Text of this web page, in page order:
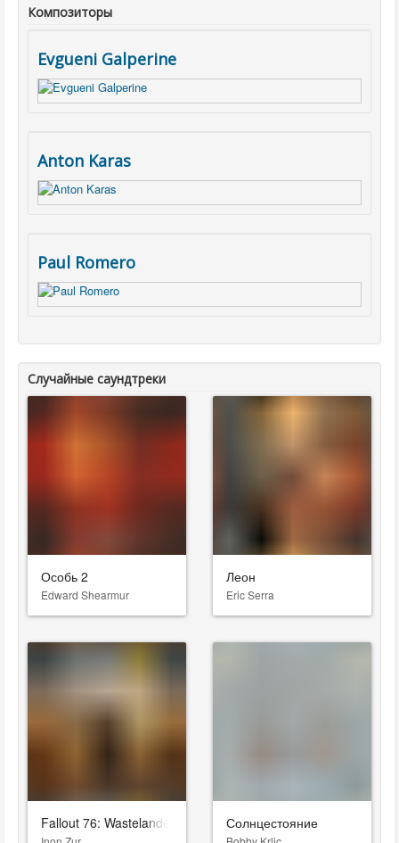
Композиторы
Evgueni Galperine
Anton Karas
Paul Romero
Случайные саундтреки
Особь 2
Edward Shearmur
Леон
Eric Serra
Fallout 76: Wastelanders Солнцестояние